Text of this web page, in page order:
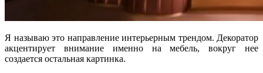
Я называю это направление интерьерным трендом. Декоратор
акцентирует внимание именно на мебель, вокруг нее
создается остальная картинка.